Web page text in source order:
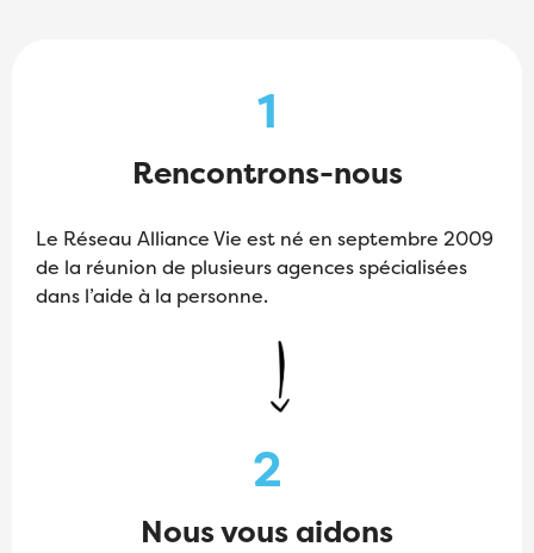
1
Rencontrons-nous
Le Réseau Alliance Vie est né en septembre 2009
de la réunion de plusieurs agences spécialisées
dans l’aide à la personne.
2
Nous vous aidons